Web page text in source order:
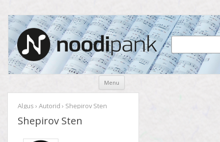
Noodipank
noodipank.ee
Menu Skip
content
Algus › Autorid › Shepirov Sten
Shepirov Sten